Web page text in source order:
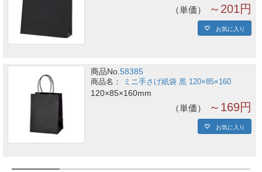
単価 ～201円
お気に入り
商品No.58385
ミニ手さげ紙袋 黒 120×85×160
120×85×160mm
単価 ～169円
お気に入り